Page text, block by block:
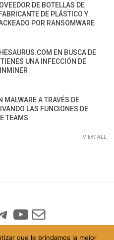
DE BOTELLAS DE
DE PLÁSTICO Y
POR RANSOMWARE
EN BUSCA DE
UNA INFECCIÓN DE
MALWARE A TRAVÉS DE
LAS FUNCIONES DE
TEAMS
VIEW ALL
YouTube
Mail
que le brindamos la mejor